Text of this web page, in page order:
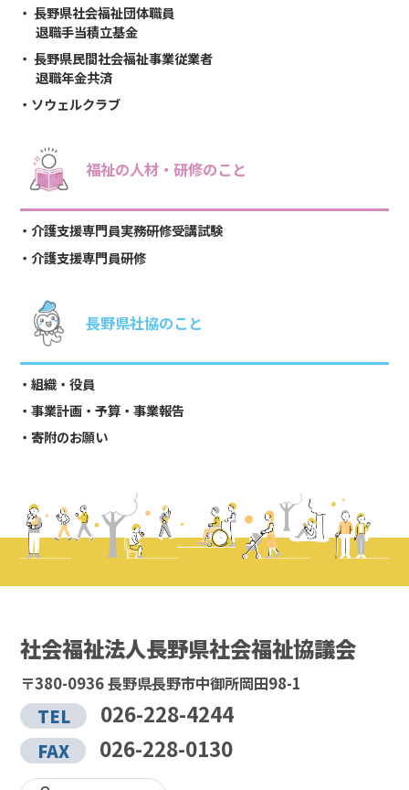
長野県社会福祉団体職員
退職手当積立基金
長野県民間社会福祉事業従業者
退職年金共済
ソウェルクラブ
福祉の人材・研修のこと
介護支援専門員実務研修受講試験
介護支援専門員研修
長野県社協のこと
組織・役員
事業計画・予算・事業報告
寄附のお願い
社会福祉法人長野県社会福祉協議会
〒380-0936 長野県長野市中御所岡田98-1
TEL 026-228-4244
FAX 026-228-0130